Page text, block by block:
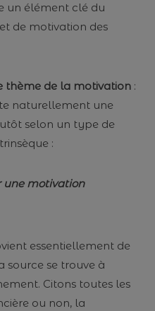
un élément clé du
de motivation des
thème de la motivation :
naturellement une
selon un type de
:
une motivation
essentiellement de
source se trouve à
Citons toutes les
ou non, la